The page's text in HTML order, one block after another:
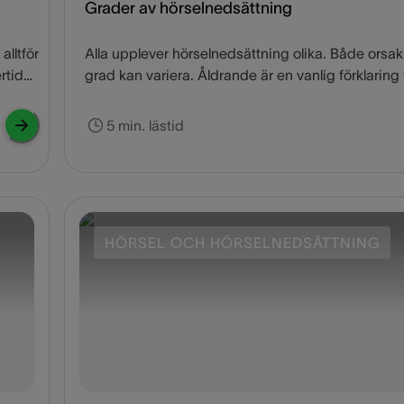
alltför
Grader av hörselnedsättning
Alla upplever hörselnedsättning olika. Både
grad kan variera. Åldrande är en vanlig förklaring
det finns andra möjliga orsaker till att du förlorar
5 min. lästid
HÖRSEL OCH HÖRSELNEDSÄTTNING